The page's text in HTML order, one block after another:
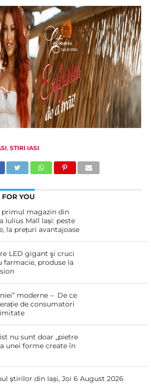
, STIRI IASI
YOU
primul magazin din
Iulius Mall Iași: peste
la prețuri avantajoase
LED gigant şi cruci
farmacie, produse la
moderne – De ce
de consumatori
nu sunt doar „pietre
unei forme create în
știrilor din Iași, Joi 6 August 2026